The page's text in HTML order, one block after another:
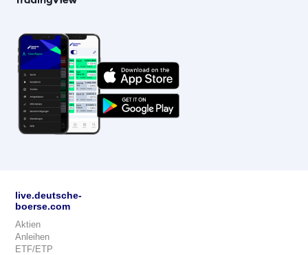
live.deutsche-
boerse.com
Aktien
Anleihen
ETF/ETP